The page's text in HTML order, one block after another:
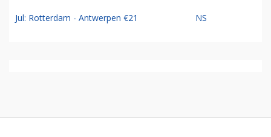
Jul: Rotterdam - Antwerpen €21 NS